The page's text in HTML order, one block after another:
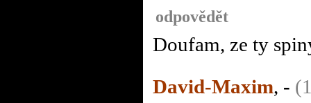
odpovědět
Doufam, ze ty
David-Maxim, -